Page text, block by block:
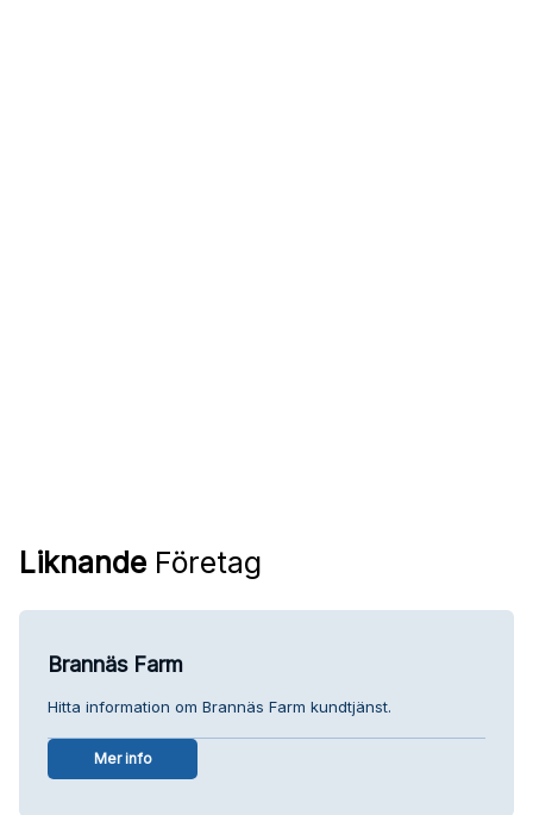
Liknande Företag
Brannäs Farm
Hitta information om Brannäs Farm kundtjänst.
Mer info